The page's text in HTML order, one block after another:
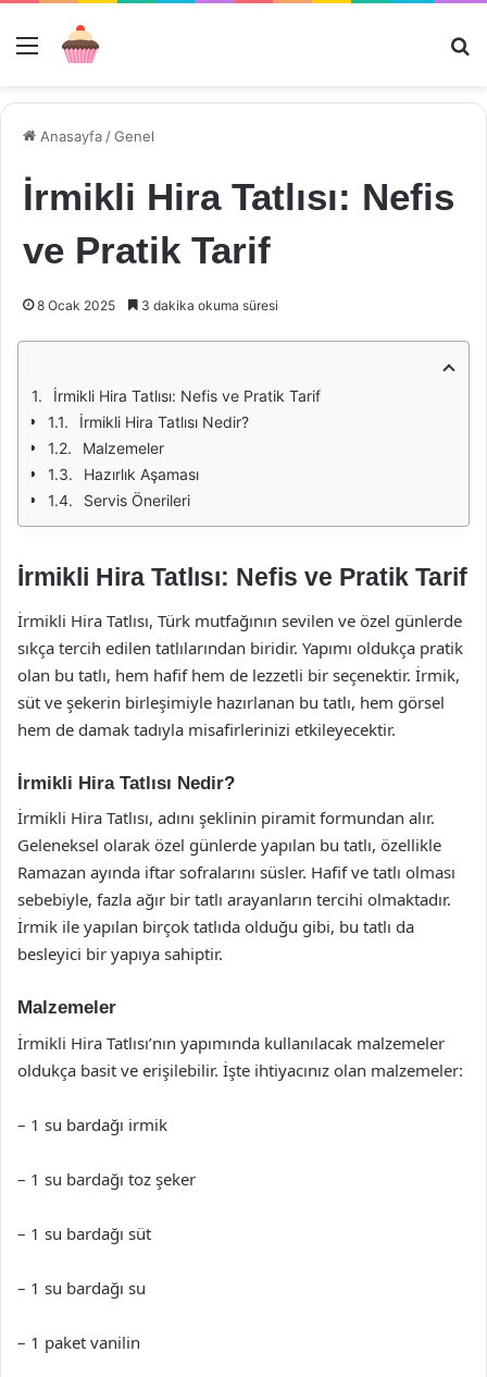
Menü
Anasayfa /Genel
İrmikli Hira Tatlısı: Nefis
ve Pratik Tarif
8 Ocak 2025 3 dakika okuma süresi
İrmikli Hira Tatlısı: Nefis ve Pratik Tarif
İrmikli Hira Tatlısı Nedir?
Malzemeler
Hazırlık Aşaması
Servis Önerileri
İrmikli Hira Tatlısı: Nefis ve Pratik Tarif
İrmikli Hira Tatlısı, Türk mutfağının sevilen ve özel günlerde
sıkça tercih edilen tatlılarından biridir. Yapımı oldukça pratik
olan bu tatlı, hem hafif hem de lezzetli bir seçenektir. İrmik,
süt ve şekerin birleşimiyle hazırlanan bu tatlı, hem görsel
hem de damak tadıyla misafirlerinizi etkileyecektir.
İrmikli Hira Tatlısı Nedir?
İrmikli Hira Tatlısı, adını şeklinin piramit formundan alır.
Geleneksel olarak özel günlerde yapılan bu tatlı, özellikle
Ramazan ayında iftar sofralarını süsler. Hafif ve tatlı olması
sebebiyle, fazla ağır bir tatlı arayanların tercihi olmaktadır.
İrmik ile yapılan birçok tatlıda olduğu gibi, bu tatlı da
besleyici bir yapıya sahiptir.
Malzemeler
İrmikli Hira Tatlısı’nın yapımında kullanılacak malzemeler
oldukça basit ve erişilebilir. İşte ihtiyacınız olan malzemeler:
– 1 su bardağı irmik
– 1 su bardağı toz şeker
– 1 su bardağı süt
– 1 su bardağı su
– 1 paket vanilin